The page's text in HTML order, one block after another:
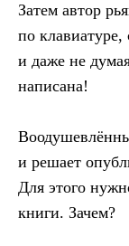
Затем автор
по
и даже не
написана!
и решает
Для этого
книги. Зачем?